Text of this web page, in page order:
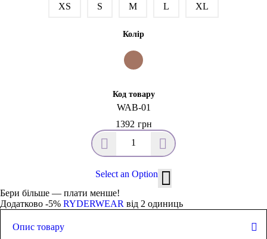
XS S M L XL
Колір
Код товару
WAB-01
грн
1392
Select an Option
Бери більше — плати менше!
Додатково -5% RYDERWEAR від 2 одиниць
Опис товару